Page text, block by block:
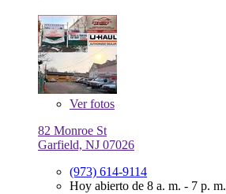
Verfotos
82 Monroe St
Garfield, NJ 07026
(973) 614-9114
Hoy abierto de 8 a. m. - 7 p. m.